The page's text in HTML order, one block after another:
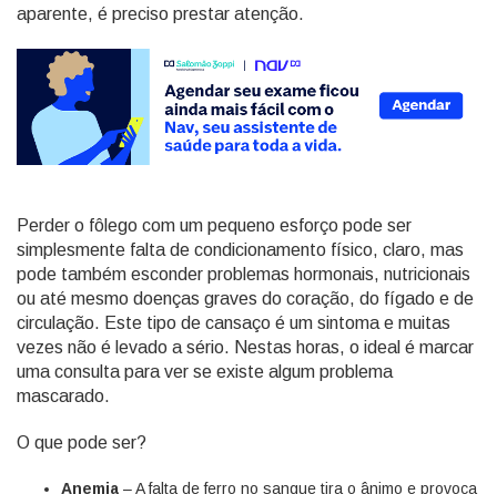
aparente, é preciso prestar atenção.
Perder o fôlego com um pequeno esforço pode ser
simplesmente falta de condicionamento físico, claro, mas
pode também esconder problemas hormonais, nutricionais
ou até mesmo doenças graves do coração, do fígado e de
circulação. Este tipo de cansaço é um sintoma e muitas
vezes não é levado a sério. Nestas horas, o ideal é marcar
uma consulta para ver se existe algum problema
mascarado.
O que pode ser?
Anemia – A falta de ferro no sangue tira o ânimo e provoca